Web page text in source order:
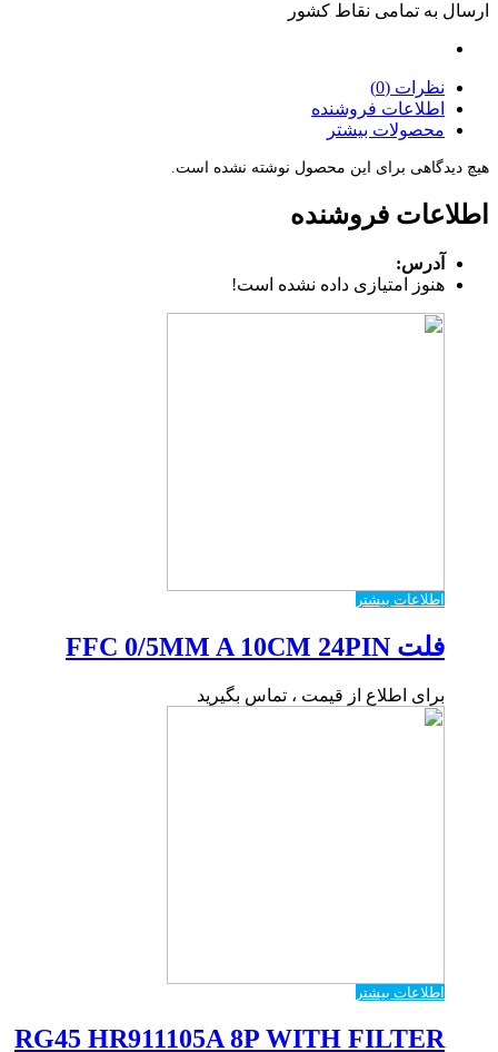
ارسال به تمامی نقاط کشور
نظرات (0)
اطلاعات فروشنده
محصولات بیشتر
هیچ دیدگاهی برای این محصول نوشته نشده است.
اطلاعات فروشنده
آدرس:
هنوز امتیازی داده نشده است!
اطلاعات بیشتر
فلت FFC 0/5MM A 10CM 24PIN
برای اطلاع از قیمت ، تماس بگیرید
اطلاعات بیشتر
RG45 HR911105A 8P WITH FILTER